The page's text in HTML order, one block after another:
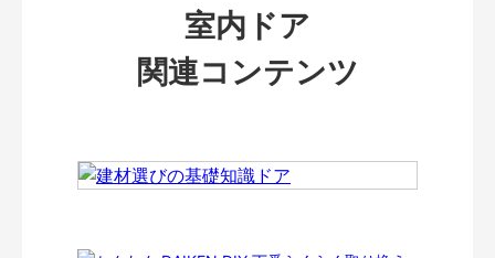
室内ドア
関連コンテンツ